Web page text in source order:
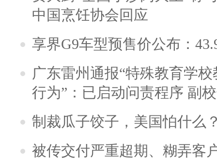
中国烹饪协会回应
享界G9车型预售价公布：
广东雷州通报“特殊教育学
行为”：已启动问责程序 副
制裁瓜子饺子，美国怕什么
被传交付严重超期、糊弄客